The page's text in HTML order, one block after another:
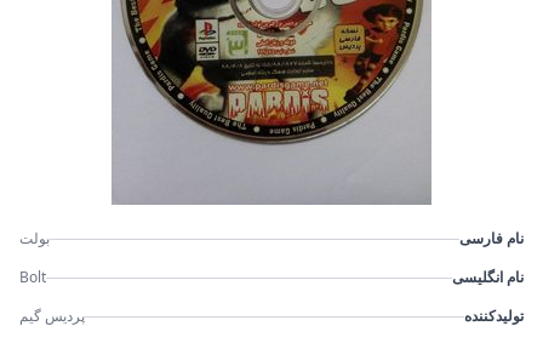
نام فارسی
بولت
نام انگلیسی
Bolt
تولیدکننده
پردیس گیم